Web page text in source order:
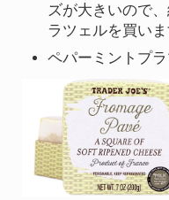
ズが大きいので
ラツェルを買いま
ペパーミントプ